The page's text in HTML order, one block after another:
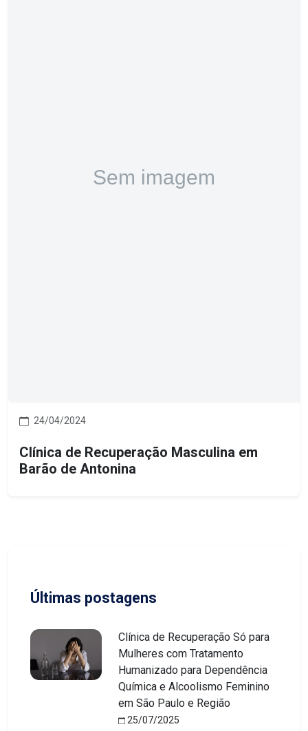
24/04/2024
Clínica de Recuperação Masculina em
Barão de Antonina
Últimas postagens
Clínica de Recuperação Só para
Mulheres com Tratamento
Humanizado para Dependência
Química e Alcoolismo Feminino
em São Paulo e Região
25/07/2025